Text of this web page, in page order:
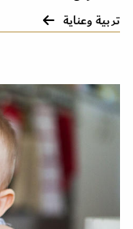
تربية وعناية